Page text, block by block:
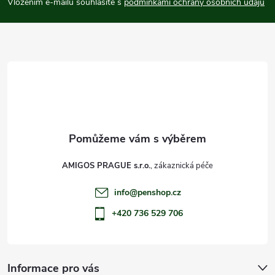
a
Informace pro vás
AMIGOS PRAGUE s.r.o.
info@penshop.cz
+420 736 529 706